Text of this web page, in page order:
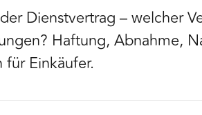
Dienstvertrag – welcher
Haftung, Abnahme,
für Einkäufer.